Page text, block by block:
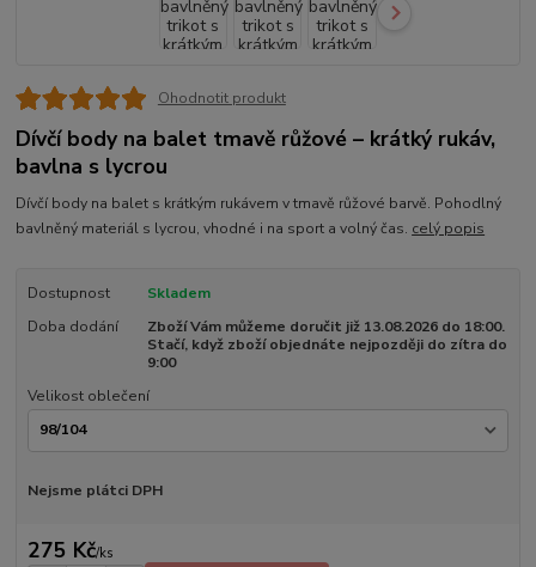
Ohodnotit produkt
Dívčí body na balet tmavě růžové – krátký rukáv,
bavlna s lycrou
Dívčí body na balet s krátkým rukávem v tmavě růžové barvě. Pohodlný
bavlněný materiál s lycrou, vhodné i na sport a volný čas. celý popis
Dostupnost
Skladem
Doba dodání
Zboží Vám můžeme doručit již 13.08.2026 do 18:00.
Stačí, když zboží objednáte nejpozději do zítra do
9:00
Velikost oblečení
Nejsme plátci DPH
275 Kč/ks